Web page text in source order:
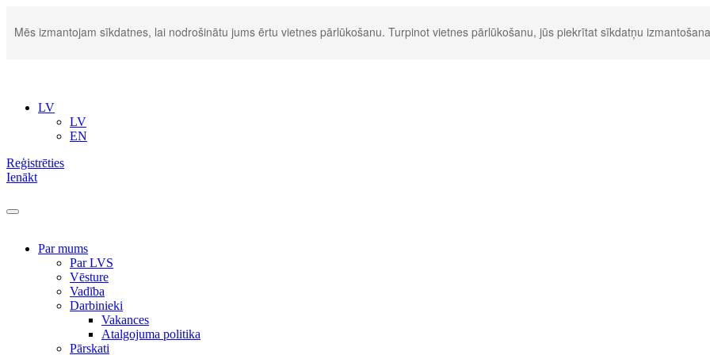
Mēs izmantojam sīkdatnes, lai nodrošinātu jums ērtu vietnes pārlūkošanu. Turpinot vietnes pārlūkošanu, jūs piekrītat sīkdatņu
LV
LV
EN
Reģistrēties
Ienākt
Par mums
Par LVS
Vēsture
Vadība
Darbinieki
Vakances
Atalgojuma politika
Pārskati